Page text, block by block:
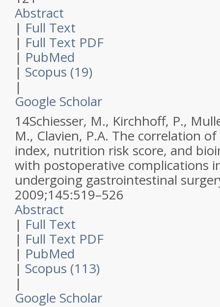
Abstract
| Full Text
| Full Text PDF
| PubMed
| Scopus (19)
|
Google Scholar
14Schiesser, M., Kirchhoff, P.,
M., Clavien, P.A. The correlation
index, nutrition risk score, and
with postoperative complications
undergoing gastrointestinal
2009;145:519–526
Abstract
| Full Text
| Full Text PDF
| PubMed
| Scopus (113)
|
Google Scholar